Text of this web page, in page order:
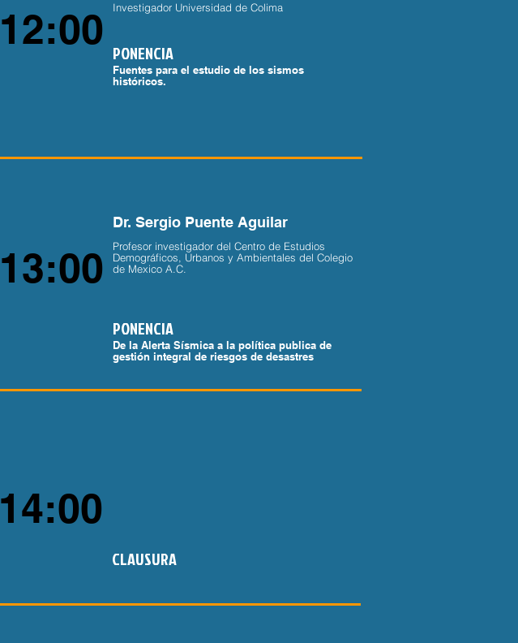
12:00 Investigador Universidad de Colima
PONENCIA
Fuentes para el estudio de los sismos
históricos.
Dr. Sergio Puente Aguilar
13:00
Profesor investigador del Centro de Estudios
Demográficos, Urbanos y Ambientales del Colegio
de Mexico A.C.
PONENCIA
De la Alerta Sísmica a la política publica de
gestión integral de riesgos de desastres
14:00
CLAUSURA